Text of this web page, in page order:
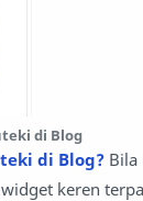
di Blog
di Blog? Bila
keren